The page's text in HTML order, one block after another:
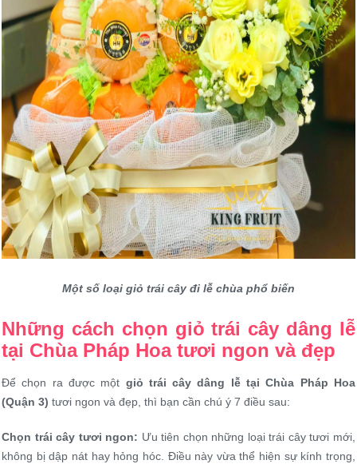
Một số loại giỏ trái cây đi lễ chùa phổ biến
Những cách chọn giỏ trái cây dâng lễ
tại Chùa Pháp Hoa tươi ngon và đẹp
Để chọn ra được một giỏ trái cây dâng lễ tại Chùa Pháp Hoa
(Quận 3) tươi ngon và đẹp, thì bạn cần chú ý 7 điều sau:
Chọn trái cây tươi ngon: Ưu tiên chọn những loại trái cây tươi mới,
không bị dập nát hay hỏng hóc. Điều này vừa thể hiện sự kính trọng,